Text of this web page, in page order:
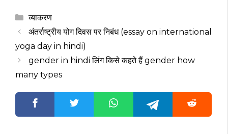
Categories
व्याकरण
अंतर्राष्ट्रीय योग दिवस पर निबंध (essay on international
yoga day in hindi)
gender in hindi लिंग किसे कहते हैं gender how
many types